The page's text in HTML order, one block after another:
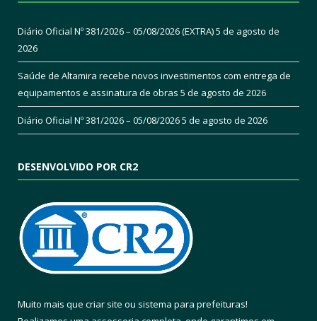
Diário Oficial Nº 381/2026 – 05/08/2026 (EXTRA)5 de agosto de
2026
Saúde de Altamira recebe novos investimentos com entrega de
equipamentos e assinatura de obras 5 de agosto de 2026
Diário Oficial Nº 381/2026 – 05/08/20265 de agosto de 2026
DESENVOLVIDO POR CR2
Muito mais que criar site ou sistema para prefeituras!